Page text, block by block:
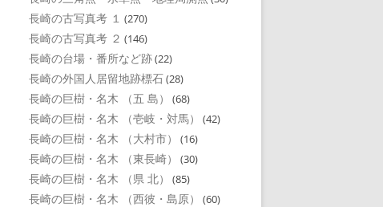
長崎の古写真考 １ (270)
長崎の古写真考 ２ (146)
長崎の台場・番所など跡(22)
長崎の外国人居留地跡標石(28)
長崎の巨樹・名木 （五 島） (68)
長崎の巨樹・名木 （壱岐・対馬） (42)
長崎の巨樹・名木 （大村市） (16)
長崎の巨樹・名木 （東長崎） (30)
長崎の巨樹・名木 （県 北） (85)
長崎の巨樹・名木 （西彼・島原） (60)